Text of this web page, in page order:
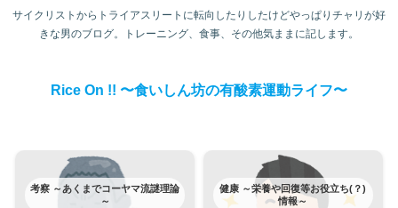
サイクリストからトライアスリートに転向したりしたけどやっぱりチャリが好
きな男のブログ。トレーニング、食事、その他気ままに記します。
Rice On !! 〜食いしん坊の有酸素運動ライフ〜
考察 ～あくまでコーヤマ流謎理論
～
健康 ～栄養や回復等お役立ち(？)
情報～